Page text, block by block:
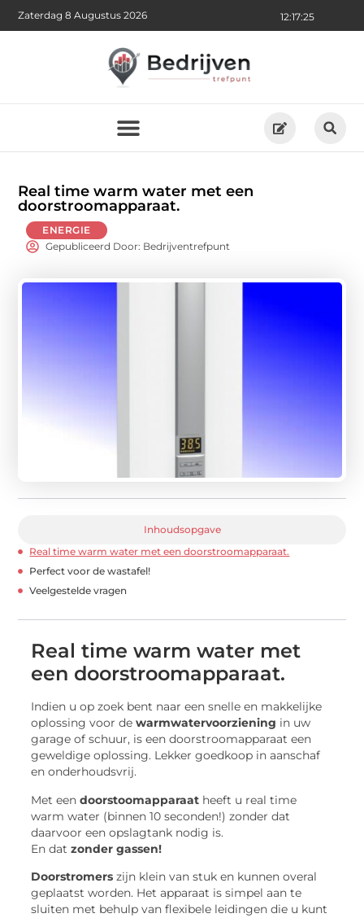
12:17:26
Zaterdag 8 Augustus 2026
Real time warm water met een
doorstroomapparaat.
ENERGIE
Gepubliceerd Door: Bedrijventrefpunt
Inhoudsopgave
Real time warm water met een doorstroomapparaat.
Perfect voor de wastafel!
Veelgestelde vragen
Real time warm water met
een doorstroomapparaat.
Indien u op zoek bent naar een snelle en makkelijke
oplossing voor dewarmwatervoorziening in uw
garage of schuur, is een doorstroomapparaat een
geweldige oplossing. Lekker goedkoop in aanschaf
en onderhoudsvrij.
Met eendoorstoomapparaat heeft u real time
warm water (binnen 10 seconden!) zonder dat
daarvoor een opslagtank nodig is.
En datzonder gassen!
Doorstromers zijn klein van stuk en kunnen overal
geplaatst worden. Het apparaat is simpel aan te
sluiten met behulp van flexibele leidingen die u kunt